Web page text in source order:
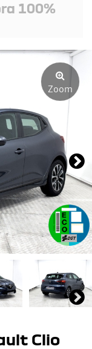
100%
Zoom
Clio